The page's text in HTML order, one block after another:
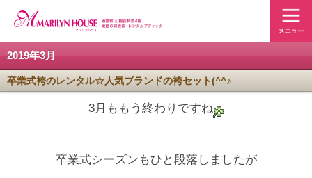
2019年3月
卒業式袴のレンタル☆人気ブランドの袴セット(^^♪
3月ももう終わりですね
卒業式シーズンもひと段落しましたが